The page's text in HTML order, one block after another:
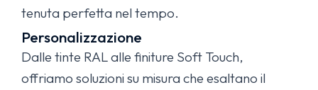
tenuta perfetta nel tempo.
Personalizzazione
Dalle tinte RAL alle finiture Soft Touch,
offriamo soluzioni su misura che esaltano il